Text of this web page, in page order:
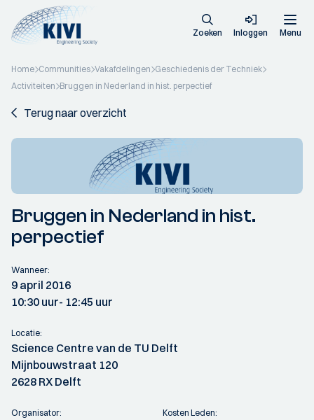
Zoeken Inloggen Menu
Home Communities Vakafdelingen Geschiedenis der Techniek
Activiteiten Bruggen in Nederland in hist. perpectief
Terug naar overzicht
Bruggen in Nederland in hist.
perpectief
Wanneer:
9 april 2016
10:30 uur- 12:45 uur
Locatie:
Science Centre van de TU Delft
Mijnbouwstraat 120
2628 RX Delft
Organisator: Kosten Leden: